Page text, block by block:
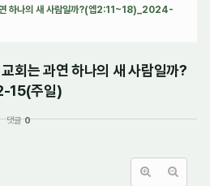
하나의 새 사람일까?(엡2:11~18)_2024-
회는 과연 하나의 새 사람일까?
15(주일)
댓글0